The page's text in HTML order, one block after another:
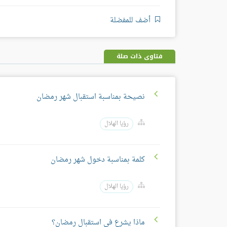
أضف للمفضلة
فتاوى ذات صلة
نصيحة بمناسبة استقبال شهر رمضان
رؤيا الهلال
كلمة بمناسبة دخول شهر رمضان
رؤيا الهلال
ماذا يشرع في استقبال رمضان؟​